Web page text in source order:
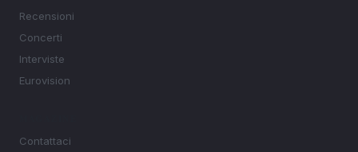
Recensioni
Concerti
Interviste
Eurovision
Contattaci